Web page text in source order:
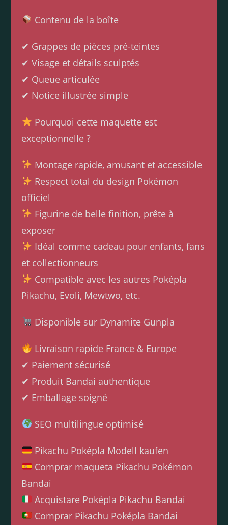
Contenu de la boîte
✔ Grappes de pièces pré-teintes
✔ Visage et détails sculptés
✔ Queue articulée
✔ Notice illustrée simple
Pourquoi cette maquette est
exceptionnelle ?
Montage rapide, amusant et accessible
Respect total du design Pokémon
officiel
Figurine de belle finition, prête à
exposer
Idéal comme cadeau pour enfants, fans
et collectionneurs
Compatible avec les autres Poképla
Pikachu, Evoli, Mewtwo, etc.
Disponible sur Dynamite Gunpla
Livraison rapide France & Europe
✔ Paiement sécurisé
✔ Produit Bandai authentique
✔ Emballage soigné
SEO multilingue optimisé
Pikachu Poképla Modell kaufen
Comprar maqueta Pikachu Pokémon
Bandai
Acquistare Poképla Pikachu Bandai
Comprar Pikachu Poképla Bandai